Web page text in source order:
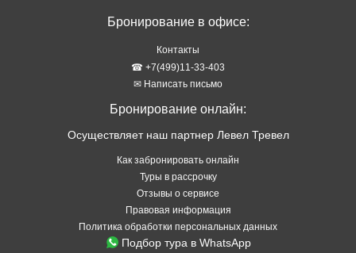
Бронирование в офисе:
Контакты
☎ +7(499)11-33-403
✉ Написать письмо
Бронирование онлайн:
Осуществляет наш партнер Левел Тревел
Как забронировать онлайн
Туры в рассрочку
Отзывы о сервисе
Правовая информация
Политика обработки персональных данных
Подбор тура в WhatsApp